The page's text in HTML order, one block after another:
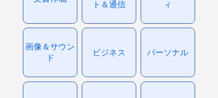
ト＆通信
ィ
画像＆サウン
ド
ビジネス パーソナル